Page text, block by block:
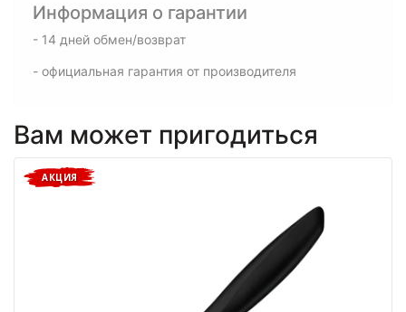
Информация о гарантии
- 14 дней обмен/возврат
- официальная гарантия от производителя
Вам может пригодиться
АКЦИЯ